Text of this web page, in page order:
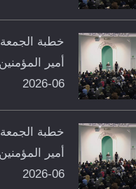
خطبة
06-2026
خطبة
06-2026